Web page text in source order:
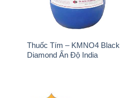
Thuốc Tím – KMNO4 Black
Diamond Ấn Độ India